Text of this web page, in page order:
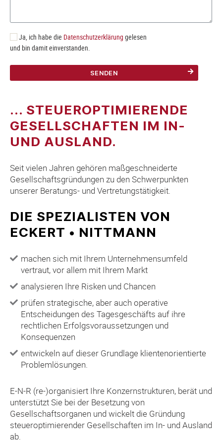
a
g
e
n
S
e
P
t
l
e
t
z
a
l
.
Ja, ich habe die Datenschutzerklärung gelesen
und bin damit einverstanden.
... STEUEROPTIMIERENDE
GESELLSCHAFTEN IM IN-
UND AUSLAND.
Seit vielen Jahren gehören maßgeschneiderte
Gesellschaftsgründungen zu den Schwerpunkten
unserer Beratungs- und Vertretungstätigkeit.
DIE SPEZIALISTEN VON
ECKERT • NITTMANN
machen sich mit Ihrem Unternehmensumfeld
vertraut, vor allem mit Ihrem Markt
analysieren Ihre Risken und Chancen
prüfen strategische, aber auch operative
Entscheidungen des Tagesgeschäfts auf ihre
rechtlichen Erfolgsvoraussetzungen und
Konsequenzen
entwickeln auf dieser Grundlage klientenorientierte
Problemlösungen.
E-N-R (re-)organisiert Ihre Konzernstrukturen, berät und
unterstützt Sie bei der Besetzung von
Gesellschaftsorganen und wickelt die Gründung
steueroptimierender Gesellschaften im In- und Ausland
ab.